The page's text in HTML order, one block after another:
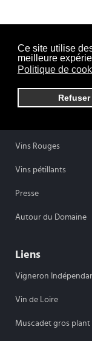
Ce site utilise
meilleure
Politique de
Refuser
Domaine
Vins Rouges
Vins pétillants
Presse
Autour du Domaine
Liens
Vigneron
Vin de Loire
Muscadet gros plant